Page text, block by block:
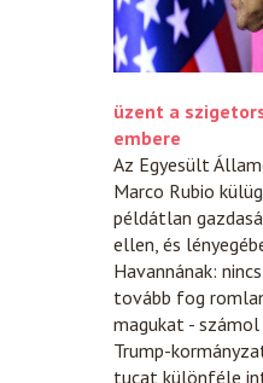
üzent a
embere
Az Egyesült
Marco Rubio
példátlan
ellen, és
Havannának:
tovább fog
magukat - számol
Trump-
tucat különféle